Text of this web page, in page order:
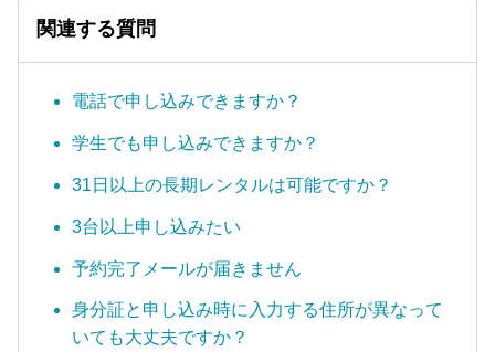
関連する質問
電話で申し込みできますか？
学生でも申し込みできますか？
31日以上の長期レンタルは可能ですか？
3台以上申し込みたい
予約完了メールが届きません
身分証と申し込み時に入力する住所が異なって
いても大丈夫ですか？